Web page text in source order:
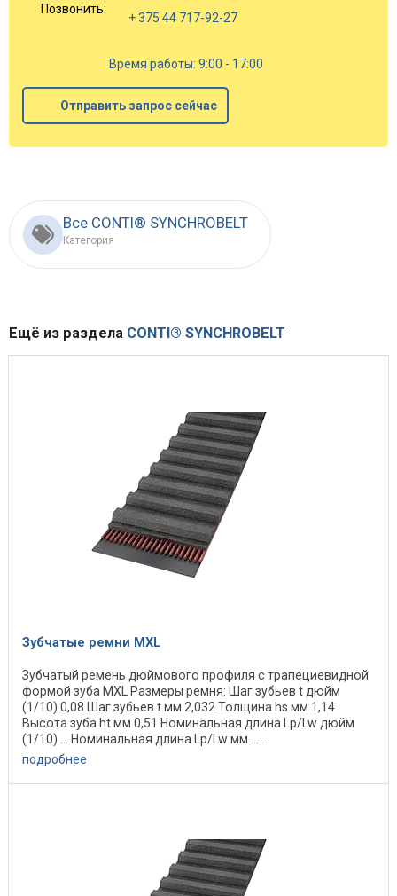
Позвонить:
+ 375 44 717-92-27
Время работы: 9:00 - 17:00
Отправить запрос сейчас
Все CONTI® SYNCHROBELT
Категория
Ещё из раздела CONTI® SYNCHROBELT
Зубчатые ремни MXL
Зубчатый ремень дюймового профиля с трапециевидной
формой зуба MXL Размеры ремня: Шаг зубьев t дюйм
(1/10) 0,08 Шаг зубьев t мм 2,032 Толщина hs мм 1,14
Высота зуба ht мм 0,51 Номинальная длина Lp/Lw дюйм
(1/10) ... Номинальная длина Lp/Lw мм ... ...
подробнее